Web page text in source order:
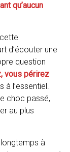
qu’aucun
d’écouter une
question
vous périrez
à l’essentiel.
choc passé,
au plus
à